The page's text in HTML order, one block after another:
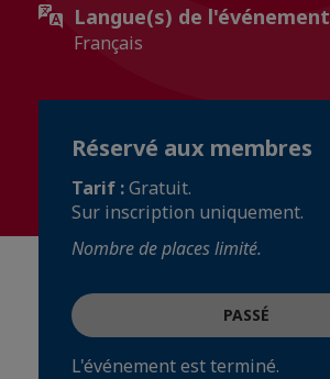
Langue(s) de l'événement
Français
Réservé aux membres
Tarif :Gratuit.
Sur inscription uniquement.
Nombre de places limité.
PASSÉ
L'événement est terminé.